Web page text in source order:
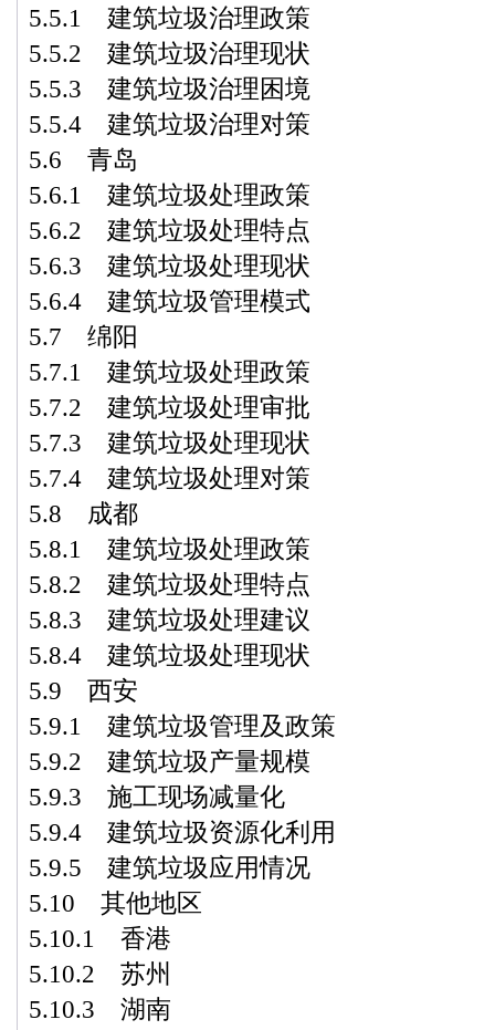
5.5.1 建筑垃圾治理政策
5.5.2 建筑垃圾治理现状
5.5.3 建筑垃圾治理困境
5.5.4 建筑垃圾治理对策
5.6 青岛
5.6.1 建筑垃圾处理政策
5.6.2 建筑垃圾处理特点
5.6.3 建筑垃圾处理现状
5.6.4 建筑垃圾管理模式
5.7 绵阳
5.7.1 建筑垃圾处理政策
5.7.2 建筑垃圾处理审批
5.7.3 建筑垃圾处理现状
5.7.4 建筑垃圾处理对策
5.8 成都
5.8.1 建筑垃圾处理政策
5.8.2 建筑垃圾处理特点
5.8.3 建筑垃圾处理建议
5.8.4 建筑垃圾处理现状
5.9 西安
5.9.1 建筑垃圾管理及政策
5.9.2 建筑垃圾产量规模
5.9.3 施工现场减量化
5.9.4 建筑垃圾资源化利用
5.9.5 建筑垃圾应用情况
5.10 其他地区
5.10.1 香港
5.10.2 苏州
5.10.3 湖南